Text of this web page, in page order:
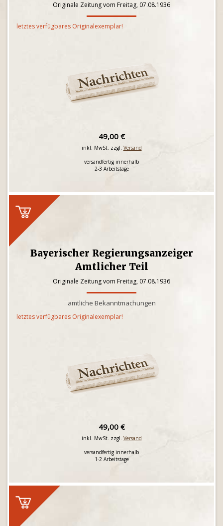
Originale Zeitung vom Freitag, 07.08.1936
letztes verfügbares Originalexemplar!
49,00 €
inkl. MwSt. zzgl. Versand
versandfertig innerhalb
2-3 Arbeitstage
Bayerischer Regierungsanzeiger
Amtlicher Teil
Originale Zeitung vom Freitag, 07.08.1936
amtliche Bekanntmachungen
letztes verfügbares Originalexemplar!
49,00 €
inkl. MwSt. zzgl. Versand
versandfertig innerhalb
1-2 Arbeitstage